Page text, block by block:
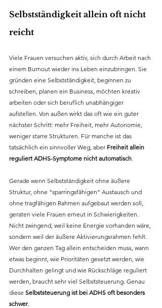
Selbstständigkeit allein oft nicht
reicht
Viele Frauen versuchen aktiv, sich durch Arbeit nach
einem Burnout wieder ins Leben einzubringen. Sie
gründen eine Selbstständigkeit, beginnen zu
schreiben, planen ein Business, möchten kreativ
arbeiten oder sich beruflich unabhängiger
aufstellen. Von außen wirkt das oft wie ein guter
nächster Schritt: mehr Freiheit, mehr Autonomie,
weniger starre Strukturen. Für manche ist das
tatsächlich ein sinnvoller Weg, aber Freiheit allein
reguliert ADHS-Symptome nicht automatisch
Gerade wenn Selbstständigkeit ohne äußere
Struktur, ohne “sparringsfähigen“ Austausch und
ohne tragfähigen Rahmen aufgebaut werden soll,
geraten viele Frauen erneut in Schwierigkeiten.
Nicht zwingend, weil keine Energie vorhanden wäre,
sondern weil der äußere Aktivierungsrahmen fehlt.
Wer den ganzen Tag allein entscheiden muss, wann
etwas beginnt, wie Prioritäten gesetzt werden, wie
Durchhalten gelingt und wie Rückschläge reguliert
werden, braucht sehr viel Selbststeuerung. Genau
diese Selbststeuerung ist bei ADHS oft besonders
schwer.